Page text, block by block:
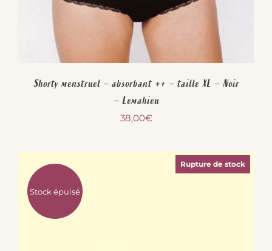
Shorty menstruel – absorbant ++ – taille XL – Noir
– Lemahieu
38,00€
Stock épuisé
Rupture de stock